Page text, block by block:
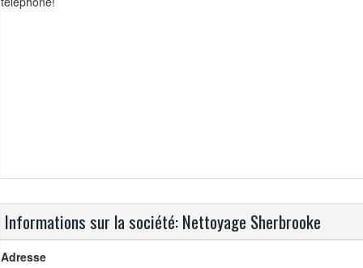
Informations sur la société: Nettoyage Sherbrooke
Adresse